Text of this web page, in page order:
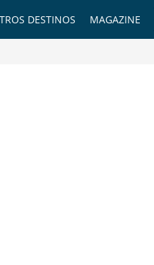
MAGAZINE
DESTINOS